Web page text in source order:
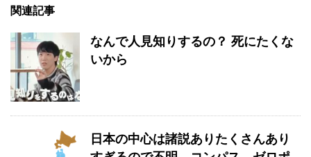
関連記事
なんで人見知りするの？ 死にたくな
いから
日本の中心は諸説ありたくさんあり